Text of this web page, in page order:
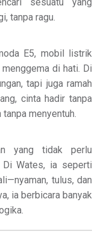
tanpa ragu.
E5, mobil listrik
di hati. Di
tapi juga ramah
cinta hadir tanpa
tanpa menyentuh.
yang tidak perlu
Wates, ia seperti
tulus, dan
ia berbicara banyak